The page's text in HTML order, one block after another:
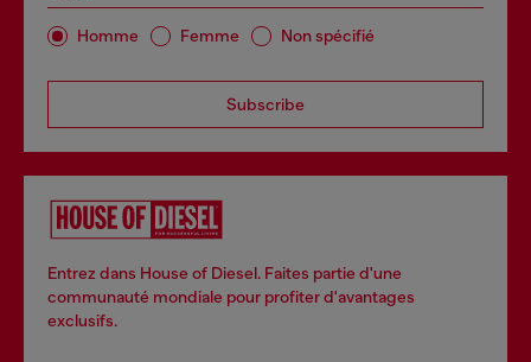
Homme Femme Non spécifié
Subscribe
Entrez dans House of Diesel. Faites partie d'une
communauté mondiale pour profiter d'avantages
exclusifs.